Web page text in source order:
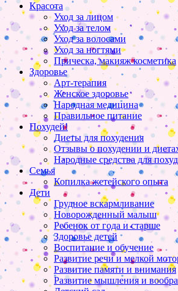
Красота
Уход за лицом
Уход за телом
Уход за волосами
Уход за ногтями
Прическа, макияж косметика
Здоровье
Арт-терапия
Женское здоровье
Народная медицина
Правильное питание
Похудей!
Диеты для похудения
Отзывы о похудении и
Народные средства для
Семья
Копилка жетейского опыта
Дети
Грудное вскармливание
Новорожденный малыш
Ребенок от года и старше
Здоровье детей
Воспитание и обучение
Развитие речи и мелкой
Развитие памяти и внимания
Развитие мышления и